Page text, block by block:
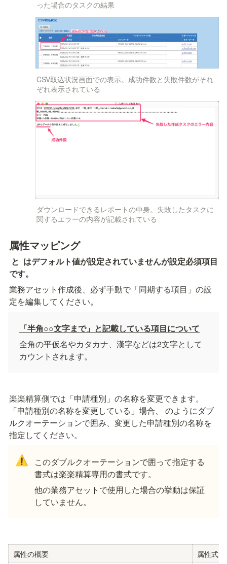
った場合のタスクの結果
CSV取込状況画面での表示。成功件数と失敗件数がそれ
ぞれ表示されている
ダウンロードできるレポートの中身。失敗したタスクに
関するエラーの内容が記載されている
属性マッピング
と はデフォルト値が設定されていませんが設定必須項目
です。
業務アセット作成後、必ず手動で「同期する項目」の設
定を編集してください。
「半角○○文字まで」と記載している項目について
全角の平仮名やカタカナ、漢字などは2文字として
カウントされます。
楽楽精算側では「申請種別」の名称を変更できます。
「申請種別の名称を変更している」場合、
のようにダブ
ルクオーテーションで囲み、変更した申請種別の名称を
指定してください。
⚠️
このダブルクオーテーションで囲って指定する
書式は楽楽精算専用の書式です。
他の業務アセットで使用した場合の挙動は保証
していません。
属性の概要 属性式